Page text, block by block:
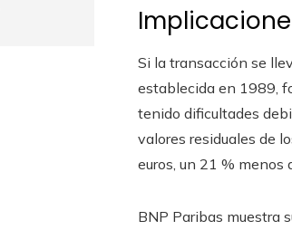
Si la transacción se
establecida en 1989,
tenido dificultades
valores residuales de
euros, un 21 % menos
BNP Paribas muestra